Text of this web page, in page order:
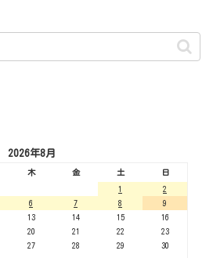
2026年8月
木 金 土 日
1
2
6 7 8
9
13 14 15
16
20 21 22
23
27 28 29
30